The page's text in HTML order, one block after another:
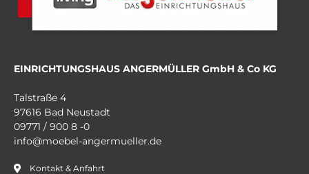
EINRICHTUNGSHAUS ANGERMÜLLER GmbH & Co KG
Talstraße 4
97616 Bad Neustadt
09771 / 900 8 -0
info@moebel-angermueller.de
Kontakt & Anfahrt